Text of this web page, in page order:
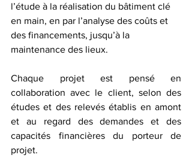
l’étude à la réalisation du bâtiment clé
en main, en par l’analyse des coûts et
des financements, jusqu’à la
maintenance des lieux.
Chaque projet est pensé en
collaboration avec le client, selon des
études et des relevés établis en amont
et au regard des demandes et des
capacités financières du porteur de
projet.